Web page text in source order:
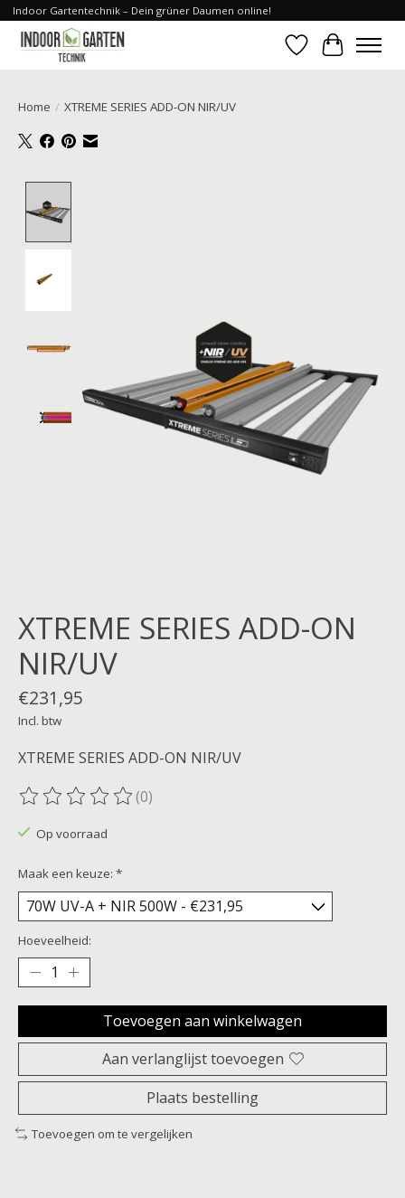
Indoor Gartentechnik – Dein grüner Daumen online!
Verlanglijst
Home / XTREME SERIES ADD-ON NIR/UV
XTREME SERIES ADD-ON
NIR/UV
€231,95
Incl. btw
XTREME SERIES ADD-ON NIR/UV
De beoordeling van dit product is
(0)
Op voorraad
Maak een keuze: *
Hoeveelheid:
Toevoegen aan winkelwagen
Aan verlanglijst toevoegen
Plaats bestelling
Toevoegen om te vergelijken